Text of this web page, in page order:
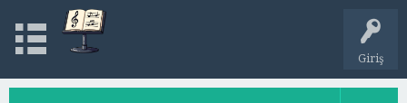
Giriş